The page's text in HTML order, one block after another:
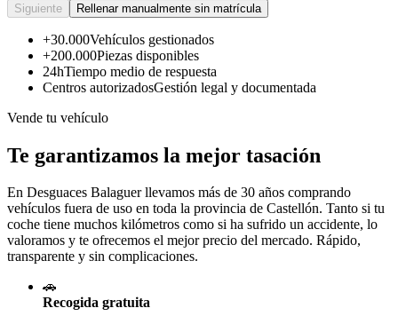
Siguiente Rellenar manualmente sin matrícula
+30.000Vehículos gestionados
+200.000Piezas disponibles
24hTiempo medio de respuesta
Centros autorizadosGestión legal y documentada
Vende tu vehículo
Te garantizamos la mejor tasación
En Desguaces Balaguerllevamos más de 30 años comprando
vehículos fuera de uso en toda la provincia de Castellón. Tanto si tu
coche tiene muchos kilómetros como si ha sufrido un accidente, lo
valoramos y te ofrecemos el mejor precio del mercado. Rápido,
transparente y sin complicaciones.
🚗
Recogida gratuita